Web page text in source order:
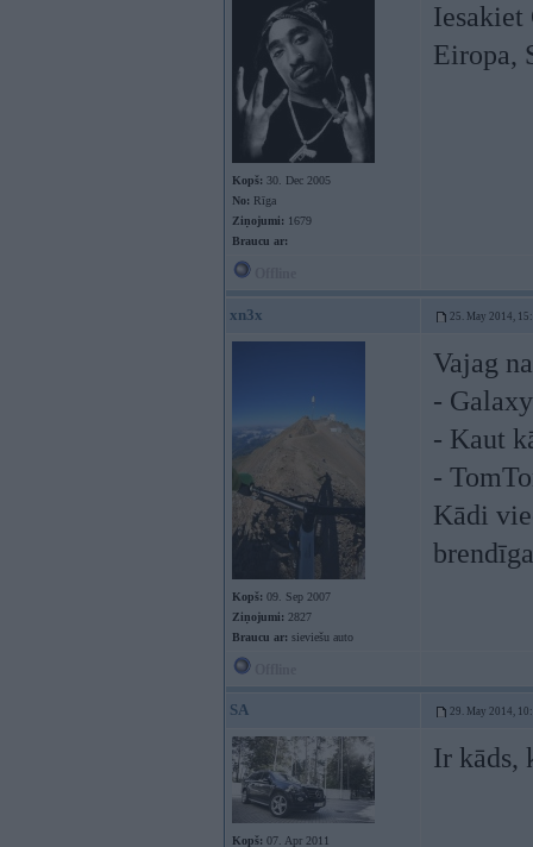
Kopš: 30. Dec 2005
No: Rīga
Ziņojumi: 1679
Braucu ar:
Iesakiet
Eiropa,
xn3x 25. May 2014,
Kopš: 09. Sep 2007
Ziņojumi: 2827
Braucu ar: sieviešu auto
Vajag
-
- Kaut
-
Kādi
SA 29. May 2014,
Kopš: 07. Apr 2011
Ir kāds,